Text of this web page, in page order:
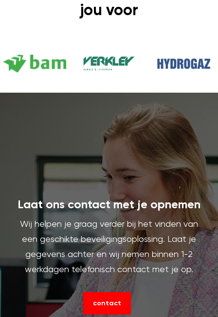
jou voor
Laat ons contact met je opnemen
Wij helpen je graag verder bij het vinden van
een geschikte beveiligingsoplossing. Laat je
gegevens achter en wij nemen binnen 1-2
werkdagen telefonisch contact met je op.
contact